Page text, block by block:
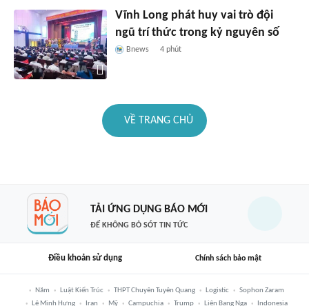
Vĩnh Long phát huy vai trò đội
ngũ trí thức trong kỷ nguyên số
Bnews 4 phút
VỀ TRANG CHỦ
TẢI ỨNG DỤNG BÁO MỚI
ĐỂ KHÔNG BỎ SÓT TIN TỨC
Điều khoản sử dụng Chính sách bảo mật
Năm Luật Kiến Trúc THPT Chuyên Tuyên Quang Logistic
Sophon Zaram
Lê Minh Hưng
Iran Mỹ Campuchia Trump Liên Bang Nga Indonesia